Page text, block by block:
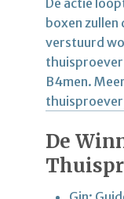
boxen zullen
verstuurd
B4men.
De